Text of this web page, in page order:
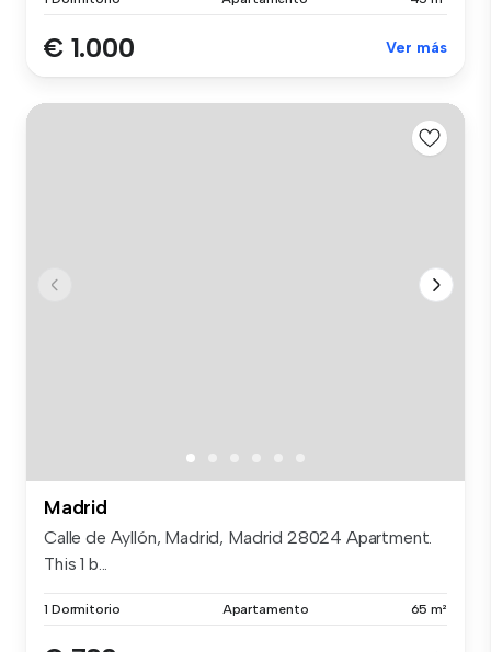
€ 1.000 Ver más
Madrid
Calle de Ayllón, Madrid, Madrid 28024 Apartment.
This 1 b...
1 Dormitorio Apartamento 65 m²